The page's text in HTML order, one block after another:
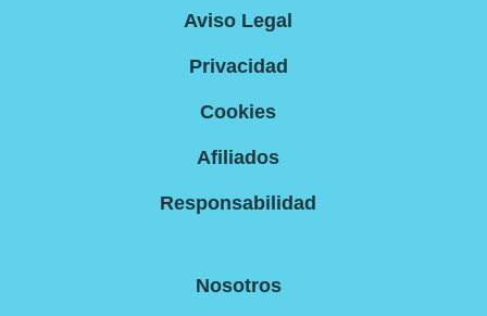
Aviso Legal
Privacidad
Cookies
Afiliados
Responsabilidad
Nosotros